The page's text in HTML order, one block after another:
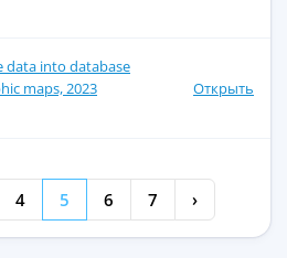
data into database
maps, 2023
Открыть
4 5 6 7 ›